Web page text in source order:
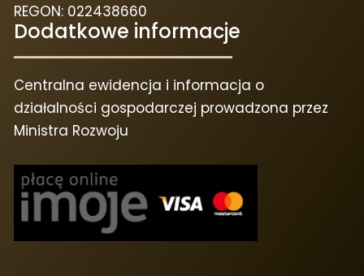
REGON: 022438660
Dodatkowe informacje
Centralna ewidencja i informacja o
działalności gospodarczej prowadzona przez
Ministra Rozwoju